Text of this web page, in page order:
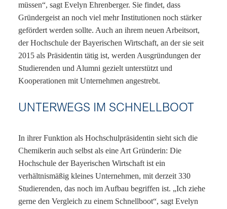
müssen“, sagt Evelyn Ehrenberger. Sie findet, dass
Gründergeist an noch viel mehr Institutionen noch stärker
gefördert werden sollte. Auch an ihrem neuen Arbeitsort,
der Hochschule der Bayerischen Wirtschaft, an der sie seit
2015 als Präsidentin tätig ist, werden Ausgründungen der
Studierenden und Alumni gezielt unterstützt und
Kooperationen mit Unternehmen angestrebt.
UNTERWEGS IM SCHNELLBOOT
In ihrer Funktion als Hochschulpräsidentin sieht sich die
Chemikerin auch selbst als eine Art Gründerin: Die
Hochschule der Bayerischen Wirtschaft ist ein
verhältnismäßig kleines Unternehmen, mit derzeit 330
Studierenden, das noch im Aufbau begriffen ist. „Ich ziehe
gerne den Vergleich zu einem Schnellboot“, sagt Evelyn